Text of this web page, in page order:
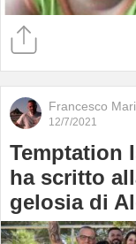
Francesco
12/7/2021
Temptation
ha scritto
gelosia di